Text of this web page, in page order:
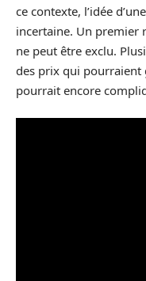
ce contexte, l’idée
incertaine. Un premier
ne peut être exclu.
des prix qui pourraient
pourrait encore